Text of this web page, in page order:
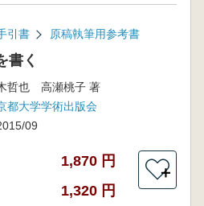
引書 原稿執筆用参考書
書く
哲也 高瀬桃子 著
都大学学術出版会
09
1,870 円
1,320 円
＋